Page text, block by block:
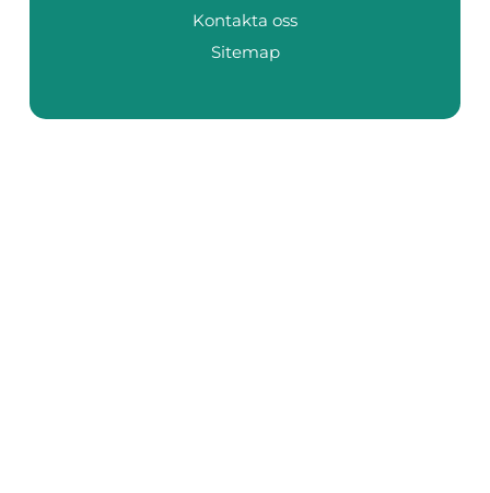
Kontakta oss
Sitemap